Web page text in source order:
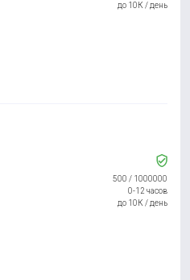
до 10К / день
500 / 1000000
0-12 часов
до 10К / день